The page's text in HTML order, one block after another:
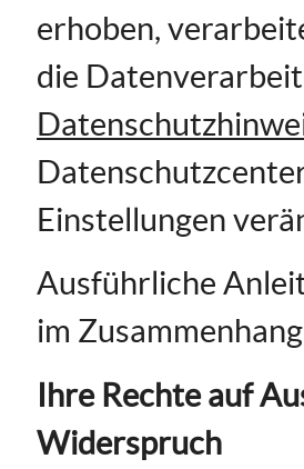
erhoben,
die
Einstellungen
Ausführliche
im
Ihre Rechte auf
Widerspruch